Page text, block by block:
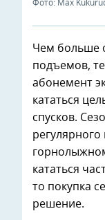
Фото: Max
Чем больше
подъемов,
абонемент
кататься
спусков.
кататься
то покупка
решение.